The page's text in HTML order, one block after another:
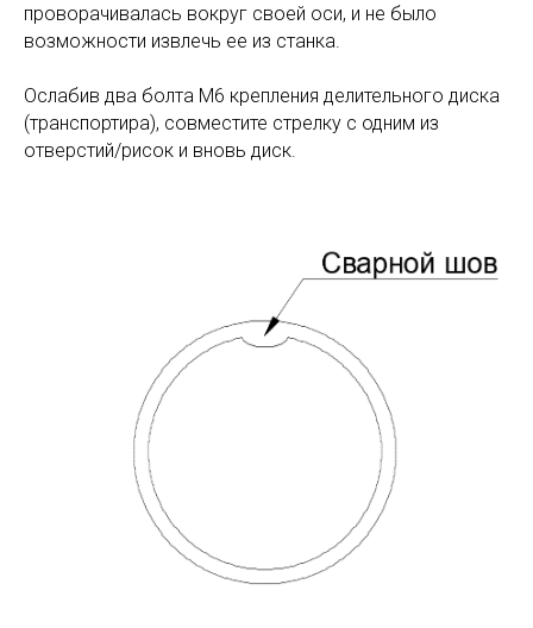
проворачивалась вокруг своей оси, и не было
возможности извлечь ее из станка.
Ослабив два болта М6 крепления делительного диска
(транспортира), совместите стрелку с одним из
отверстий/рисок и вновь диск.